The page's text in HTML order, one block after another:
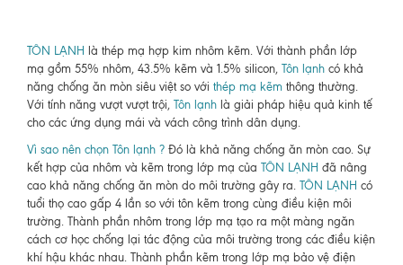
TÔN LẠNH là thép mạ hợp kim nhôm kẽm. Với thành phần lớp
mạ gồm 55% nhôm, 43.5% kẽm và 1.5% silicon, Tôn lạnh có khả
năng chống ăn mòn siêu việt so với thép mạ kẽm thông thường.
Với tính năng vượt vượt trội, Tôn lạnh là giải pháp hiệu quả kinh tế
cho các ứng dụng mái và vách công trình dân dụng.
Vì sao nên chọn Tôn lạnh ? Đó là khả năng chống ăn mòn cao. Sự
kết hợp của nhôm và kẽm trong lớp mạ của TÔN LẠNH đã nâng
cao khả năng chống ăn mòn do môi trường gây ra. TÔN LẠNH có
tuổi thọ cao gấp 4 lần so với tôn kẽm trong cùng điều kiện môi
trường. Thành phần nhôm trong lớp mạ tạo ra một màng ngăn
cách cơ học chống lại tác động của môi trường trong các điều kiện
khí hậu khác nhau. Thành phần kẽm trong lớp mạ bảo vệ điện